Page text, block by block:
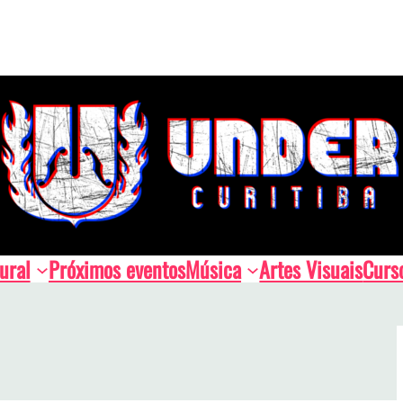
Próximos eventosMúsica Artes Visuais